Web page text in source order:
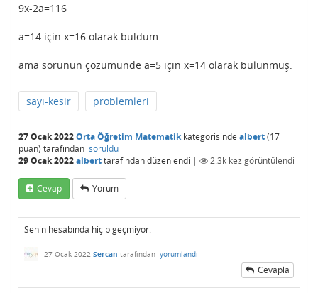
9x-2a=116
a=14 için x=16 olarak buldum.
ama sorunun çözümünde a=5 için x=14 olarak bulunmuş.
sayı-kesir problemleri
27 Ocak 2022Orta Öğretim Matematikkategorisinde albert(17
puan) tarafından soruldu
29 Ocak 2022alberttarafındandüzenlendi | 2.3k kez görüntülendi
Cevap Yorum
Senin hesabında hiç b geçmiyor.
27 Ocak 2022 Sercan tarafından yorumlandı
Cevapla